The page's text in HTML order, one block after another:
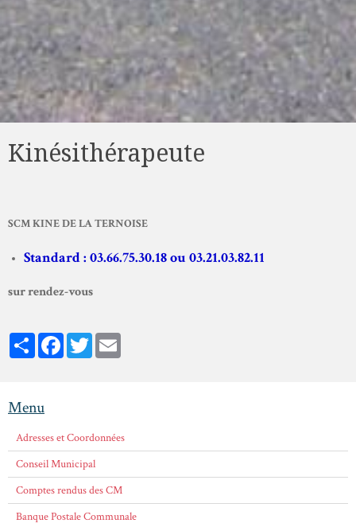
Kinésithérapeute
SCM KINE DE LA TERNOISE
Standard : 03.66.75.30.18 ou 03.21.03.82.11
sur rendez-vous
PartagerFacebookTwitter
Menu
Adresses et Coordonnées
Conseil Municipal
Comptes rendus des CM
Banque Postale Communale